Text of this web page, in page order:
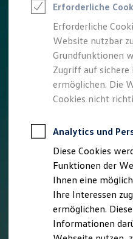
Digitaler Marktplatz
Kauf & Finanzierung
Online-
Aktionen &
E-Auto-
Für
Für
Profi Paket
TopDeal
Zertifizierte
Für
Für
Leasing
Für
Für
Versicherungen &
Garantien
Kfz-
Erforderliche
Erforderliche
Website nutzbar
Grundfunktionen
Zugriff auf sichere
ermöglichen. Die
Cookies nicht
Analytics und
Diese Cookies
Funktionen der
Ihnen eine
Ihre Interessen
ermöglichen.
Informationen